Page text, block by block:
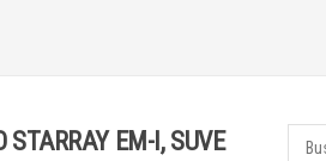
EM-I, SUVE